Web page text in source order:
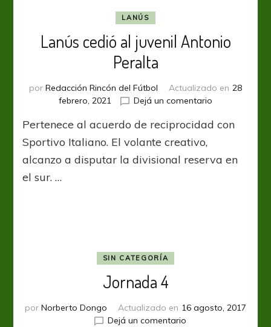
LANÚS
Lanús cedió al juvenil Antonio
Peralta
por Redacción Rincón del Fútbol Actualizado en 28
febrero, 2021
Dejá un comentario
cedió
Antonio
Pertenece al acuerdo de reciprocidad con
Sportivo Italiano. El volante creativo,
alcanzo a disputar la divisional reserva en
el sur. …
SIN CATEGORÍA
Jornada 4
por Norberto Dongo Actualizado en 16 agosto, 2017
Dejá un comentarioen